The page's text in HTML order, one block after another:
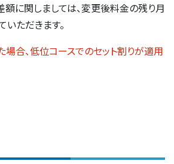
に関しましては、変更後料金の残り月
ただきます。
合、低位コースでのセット割りが適用